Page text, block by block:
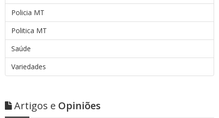
Policia MT
Politica MT
Saúde
Variedades
Artigos e Opiniões